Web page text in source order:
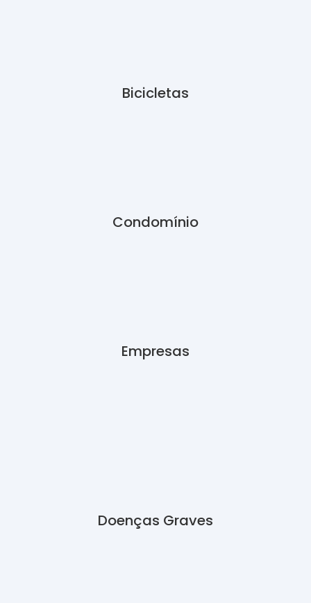
Bicicletas
Condomínio
Empresas
Doenças Graves